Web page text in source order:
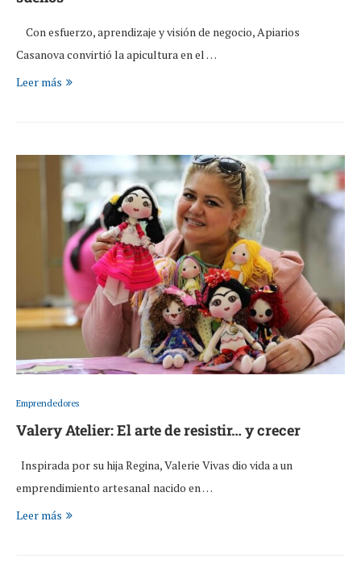
Con esfuerzo, aprendizaje y visión de negocio, Apiarios
Casanova convirtió la apicultura en el …
Leer más
Emprendedores
Valery Atelier: El arte de resistir… y crecer
Inspirada por su hija Regina, Valerie Vivas dio vida a un
emprendimiento artesanal nacido en …
Leer más